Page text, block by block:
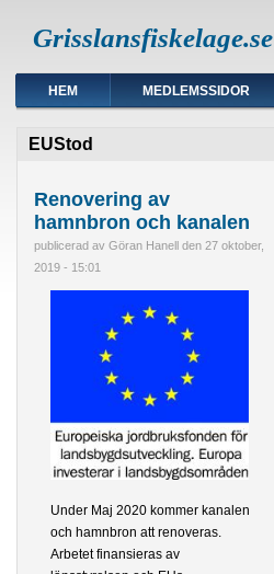
Grisslansfiskelage.se
HEM MEDLEMSSIDOR
EUStod
Renovering av
hamnbron och kanalen
publicerad av Göran Hanell den 27 oktober,
2019 - 15:01
Under Maj 2020 kommer kanalen
och hamnbron att renoveras.
Arbetet finansieras av